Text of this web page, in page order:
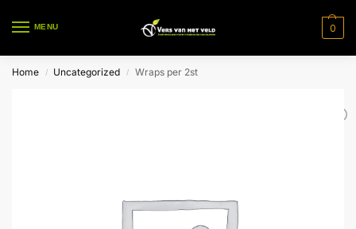
MENU 0
Home / Uncategorized / Wraps per 2st